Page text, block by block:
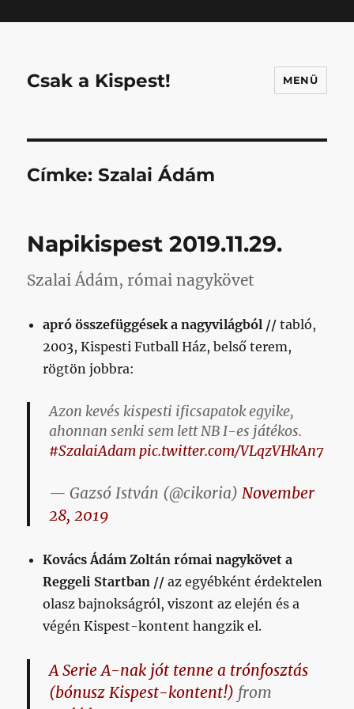
Csak a Kispest! MENÜ
Címke:Szalai Ádám
Napikispest 2019.11.29.
Szalai Ádám, római nagykövet
apró összefüggések a nagyvilágból //tabló,
2003, Kispesti Futball Ház, belső terem,
rögtön jobbra:
Azon kevés kispesti ificsapatok egyike,
ahonnan senki sem lett NB I-es játékos.
#SzalaiAdam pic.twitter.com/VLqzVHkAn7
— Gazsó István (@cikoria)November
28, 2019
Kovács Ádám Zoltán római nagykövet a
Reggeli Startban // az egyébként érdektelen
olasz bajnokságról, viszont az elején és a
végén Kispest-kontent hangzik el.
A Serie A-nak jót tenne a trónfosztás
(bónusz Kispest-kontent!) from